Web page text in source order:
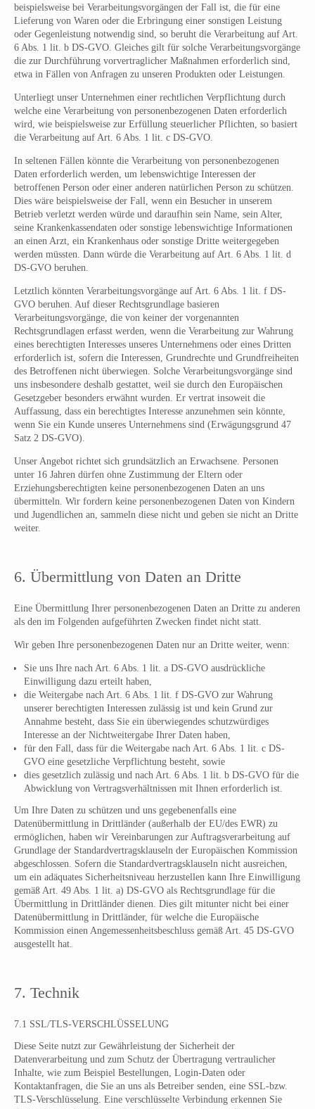
beispielsweise bei Verarbeitungsvorgängen der Fall ist, die für eine
Lieferung von Waren oder die Erbringung einer sonstigen Leistung
oder Gegenleistung notwendig sind, so beruht die Verarbeitung auf Art.
6 Abs. 1 lit. b DS-GVO. Gleiches gilt für solche Verarbeitungsvorgänge
die zur Durchführung vorvertraglicher Maßnahmen erforderlich sind,
etwa in Fällen von Anfragen zu unseren Produkten oder Leistungen.
Unterliegt unser Unternehmen einer rechtlichen Verpflichtung durch
welche eine Verarbeitung von personenbezogenen Daten erforderlich
wird, wie beispielsweise zur Erfüllung steuerlicher Pflichten, so basiert
die Verarbeitung auf Art. 6 Abs. 1 lit. c DS-GVO.
In seltenen Fällen könnte die Verarbeitung von personenbezogenen
Daten erforderlich werden, um lebenswichtige Interessen der
betroffenen Person oder einer anderen natürlichen Person zu schützen.
Dies wäre beispielsweise der Fall, wenn ein Besucher in unserem
Betrieb verletzt werden würde und daraufhin sein Name, sein Alter,
seine Krankenkassendaten oder sonstige lebenswichtige Informationen
an einen Arzt, ein Krankenhaus oder sonstige Dritte weitergegeben
werden müssten. Dann würde die Verarbeitung auf Art. 6 Abs. 1 lit. d
DS-GVO beruhen.
Letztlich könnten Verarbeitungsvorgänge auf Art. 6 Abs. 1 lit. f DS-
GVO beruhen. Auf dieser Rechtsgrundlage basieren
Verarbeitungsvorgänge, die von keiner der vorgenannten
Rechtsgrundlagen erfasst werden, wenn die Verarbeitung zur Wahrung
eines berechtigten Interesses unseres Unternehmens oder eines Dritten
erforderlich ist, sofern die Interessen, Grundrechte und Grundfreiheiten
des Betroffenen nicht überwiegen. Solche Verarbeitungsvorgänge sind
uns insbesondere deshalb gestattet, weil sie durch den Europäischen
Gesetzgeber besonders erwähnt wurden. Er vertrat insoweit die
Auffassung, dass ein berechtigtes Interesse anzunehmen sein könnte,
wenn Sie ein Kunde unseres Unternehmens sind (Erwägungsgrund 47
Satz 2 DS-GVO).
Unser Angebot richtet sich grundsätzlich an Erwachsene. Personen
unter 16 Jahren dürfen ohne Zustimmung der Eltern oder
Erziehungsberechtigten keine personenbezogenen Daten an uns
übermitteln. Wir fordern keine personenbezogenen Daten von Kindern
und Jugendlichen an, sammeln diese nicht und geben sie nicht an Dritte
weiter.
6. Übermittlung von Daten an Dritte
Eine Übermittlung Ihrer personenbezogenen Daten an Dritte zu anderen
als den im Folgenden aufgeführten Zwecken findet nicht statt.
Wir geben Ihre personenbezogenen Daten nur an Dritte weiter, wenn:
Sie uns Ihre nach Art. 6 Abs. 1 lit. a DS-GVO ausdrückliche
Einwilligung dazu erteilt haben,
die Weitergabe nach Art. 6 Abs. 1 lit. f DS-GVO zur Wahrung
unserer berechtigten Interessen zulässig ist und kein Grund zur
Annahme besteht, dass Sie ein überwiegendes schutzwürdiges
Interesse an der Nichtweitergabe Ihrer Daten haben,
für den Fall, dass für die Weitergabe nach Art. 6 Abs. 1 lit. c DS-
GVO eine gesetzliche Verpflichtung besteht, sowie
dies gesetzlich zulässig und nach Art. 6 Abs. 1 lit. b DS-GVO für die
Abwicklung von Vertragsverhältnissen mit Ihnen erforderlich ist.
Um Ihre Daten zu schützen und uns gegebenenfalls eine
Datenübermittlung in Drittländer (außerhalb der EU/des EWR) zu
ermöglichen, haben wir Vereinbarungen zur Auftragsverarbeitung auf
Grundlage der Standardvertragsklauseln der Europäischen Kommission
abgeschlossen. Sofern die Standardvertragsklauseln nicht ausreichen,
um ein adäquates Sicherheitsniveau herzustellen kann Ihre Einwilligung
gemäß Art. 49 Abs. 1 lit. a) DS-GVO als Rechtsgrundlage für die
Übermittlung in Drittländer dienen. Dies gilt mitunter nicht bei einer
Datenübermittlung in Drittländer, für welche die Europäische
Kommission einen Angemessenheitsbeschluss gemäß Art. 45 DS-GVO
ausgestellt hat.
7. Technik
7.1 SSL/TLS-VERSCHLÜSSELUNG
Diese Seite nutzt zur Gewährleistung der Sicherheit der
Datenverarbeitung und zum Schutz der Übertragung vertraulicher
Inhalte, wie zum Beispiel Bestellungen, Login-Daten oder
Kontaktanfragen, die Sie an uns als Betreiber senden, eine SSL-bzw.
TLS-Verschlüsselung. Eine verschlüsselte Verbindung erkennen Sie